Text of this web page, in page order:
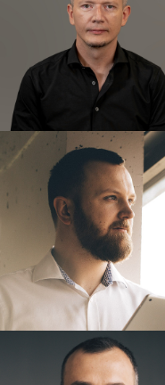
SŁAWOMIR
SOBÓTKA
ŁUKASZ
SZYDŁO